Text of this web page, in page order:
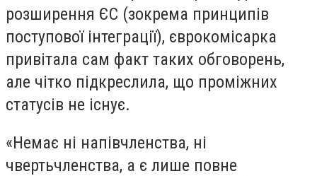
розширення ЄС (зокрема принципів
поступової інтеграції), єврокомісарка
привітала сам факт таких обговорень,
але чітко підкреслила, що проміжних
статусів не існує.
«Немає ні напівчленства, ні
чвертьчленства, а є лише повне